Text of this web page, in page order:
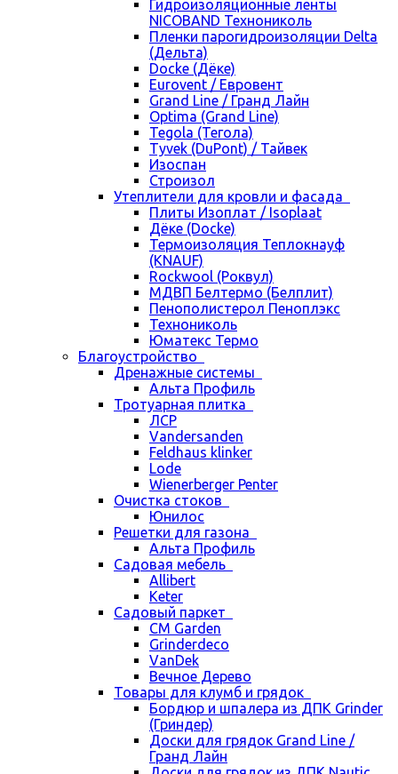
Гидроизоляционные ленты
NICOBAND Технониколь
Пленки парогидроизоляции Delta
(Дельта)
Docke (Дёке)
Eurovent / Евровент
Grand Line / Гранд Лайн
Optima (Grand Line)
Tegola (Тегола)
Tyvek (DuPont) / Тайвек
Изоспан
Строизол
Утеплители для кровли и фасада
Плиты Изоплат / Isoplaat
Дёке (Docke)
Термоизоляция Теплокнауф
(KNAUF)
Rockwool (Роквул)
МДВП Белтермо (Белплит)
Пенополистерол Пеноплэкс
Технониколь
Юматекс Термо
Благоустройство
Дренажные системы
Альта Профиль
Тротуарная плитка
ЛСР
Vandersanden
Feldhaus klinker
Lode
Wienerberger Penter
Очистка стоков
Юнилос
Решетки для газона
Альта Профиль
Садовая мебель
Allibert
Keter
Садовый паркет
CM Garden
Grinderdeco
VanDek
Вечное Дерево
Товары для клумб и грядок
Бордюр и шпалера из ДПК Grinder
(Гриндер)
Доски для грядок Grand Line /
Гранд Лайн